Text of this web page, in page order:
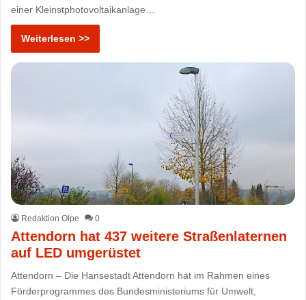
einer Kleinstphotovoltaikanlage…
Weiterlesen >>
Redaktion Olpe 0
Attendorn hat 437 weitere Straßenlaternen
auf LED umgerüstet
Attendorn – Die Hansestadt Attendorn hat im Rahmen eines
Förderprogrammes des Bundesministeriums für Umwelt,